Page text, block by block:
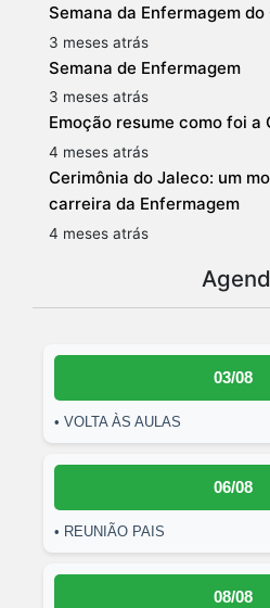
Semana da Enfermagem
3 meses atrás
Semana de Enfermagem
3 meses atrás
Emoção resume como foi a
4 meses atrás
Cerimônia do Jaleco: um
carreira da Enfermagem
4 meses atrás
03/08
• VOLTA ÀS AULAS
06/08
• REUNIÃO PAIS
08/08